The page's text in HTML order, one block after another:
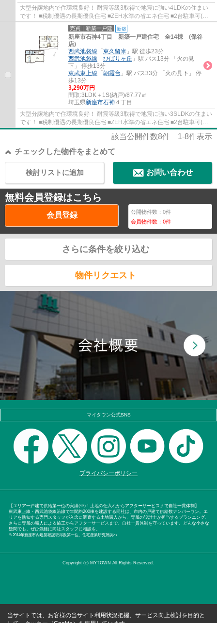
大型分譲地内で住環境良好！ 耐震等級3取得で地震に強い4LDKの住まい
です！ ■税制優遇の長期優良住宅 ■ZEH水準の省エネ住宅 ■2台駐車可(車
種によります) ■LDK17帖+対面式キッチン ■徒...
売買｜新築一戸建 新築
新座市石神4丁目 新築一戸建住宅 全14棟 (保谷
店)
西武池袋線 「 東久留米 」駅 徒歩23分
西武池袋線 「 ひばりヶ丘 」駅 バス13分 「火の見
下」 停歩13分
東武東上線 「 朝霞台 」駅 バス33分 「火の見下」 停
歩13分
3,290万円
間取:3LDK＋1S(納戸)/87.77㎡
埼玉県新座市石神 ４丁目
大型分譲地内で住環境良好！ 耐震等級3取得で地震に強い3SLDKの住まい
です！ ■税制優遇の長期優良住宅 ■ZEH水準の省エネ住宅 ■2台駐車可(車
種によります) ■家事便利な水回り集中設計 ...
該当公開件数8件 1-8件表示
チェックした物件をまとめて
お問い合わせ
検討リストに追加
無料会員登録はこちら
会員登録 公開物件数：0件
会員物件数：0件
さらに条件を絞り込む
物件リクエスト
マイタウン公式SNS
プライバシーポリシー
【エリア一戸建て供給第一位の実績(※)！土地の仕入れからアフターサービスまで自社一貫体制】
東武東上線・西武池袋線沿線で年間約200棟を建設する同社は、市内の戸建て供給数ナンバーワン。エ
リアを熟知する専門スタッフが入念に調査する土地購入から、専属の設計士が担当するプランニング、
さらに専属の職人による施工からアフターサービスまで、自社一貫体制を守っています。どんな小さな
疑問でも、ぜひ気軽に同社スタッフに相談を。
※2014年新座市内建築確認取得数第一位。住宅産業研究所調べ
Copyright (c) MYTOWN All Rights Reserved.
当サイトでは、お客様の当サイト利用状況把握、サービス向上検討を目的と